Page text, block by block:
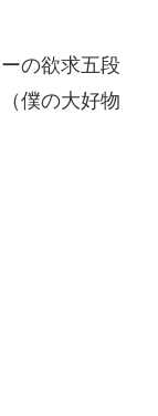
の欲求五段
僕の大好物